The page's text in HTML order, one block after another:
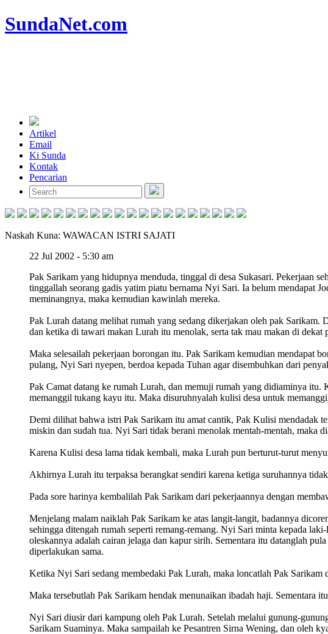
SundaNet.com
Artikel
Email
Ki Sunda
Kontak
Pencarian
Naskah Kuna: WAWACAN ISTRI SAJATI
22 Jul 2002 - 5:30 am
Pak Sarikam yang hidupnya menduda, tinggal di desa Sukasari. Pekerjaan
tinggallah seorang gadis yatim piatu bernama Nyi Sari. Ia belum mendapat
meminangnya, maka kemudian kawinlah mereka.
Pak Lurah datang melihat rumah yang sedang dikerjakan oleh pak
dan ketika di tawari makan Lurah itu menolak, serta tak mau makan di
Maka selesailah pekerjaan borongan itu. Pak Sarikam kemudian mendapat
pulang, Nyi Sari nyepen, berdoa kepada Tuhan agar disembuhkan dari
Pak Camat datang ke rumah Lurah, dan memuji rumah yang didiaminya
memanggil tukang kayu itu. Maka disuruhnyalah kulisi desa untuk
Demi dilihat bahwa istri Pak Sarikam itu amat cantik, Pak Kulisi mendadak
miskin dan sudah tua. Nyi Sari tidak berani menolak mentah-mentah, maka
Karena Kulisi desa lama tidak kembali, maka Lurah pun berturut-turut
Akhirnya Lurah itu terpaksa berangkat sendiri karena ketiga suruhannya
Pada sore harinya kembalilah Pak Sarikam dari pekerjaannya dengan
Menjelang malam naiklah Pak Sarikam ke atas langit-langit, badannya
sehingga ditengah rumah seperti remang-remang. Nyi Sari minta kepada
oleskannya adalah cairan jelaga dan kapur sirih. Sementara itu datanglah
diperlakukan sama.
Ketika Nyi Sari sedang membedaki Pak Lurah, maka loncatlah Pak
Maka tersebutlah Pak Sarikam hendak menunaikan ibadah haji. Sementara
Nyi Sari diusir dari kampung oleh Pak Lurah. Setelah melalui gunung-
Sarikam Suaminya. Maka sampailah ke Pesantren Sirna Wening, dan oleh